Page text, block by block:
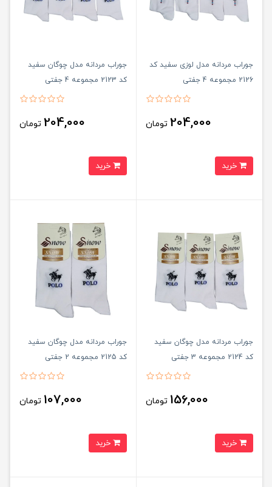
جوراب مردانه مدل لوزی سفید کد
2126 مجموعه 4 جفتی
204,000 تومان
جوراب مردانه مدل چوگان سفید
کد 2123 مجموعه 4 جفتی
204,000 تومان
جوراب مردانه مدل چوگان سفید
کد 2124 مجموعه 3 جفتی
156,000 تومان
جوراب مردانه مدل چوگان سفید
کد 2125 مجموعه 2 جفتی
107,000 تومان